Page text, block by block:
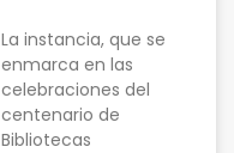
La instancia, que se
enmarca en las
celebraciones del
centenario de
Bibliotecas